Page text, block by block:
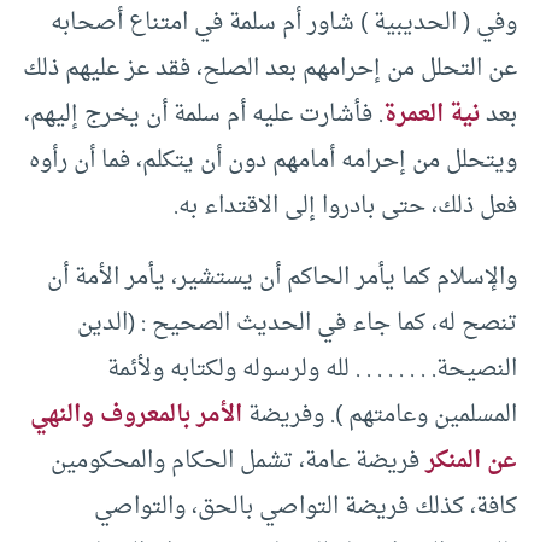
وفي ( الحديبية ) شاور أم سلمة في امتناع أصحابه
عن التحلل من إحرامهم بعد الصلح، فقد عز عليهم ذلك
بعدنية العمرة. فأشارت عليه أم سلمة أن يخرج إليهم،
ويتحلل من إحرامه أمامهم دون أن يتكلم، فما أن رأوه
فعل ذلك، حتى بادروا إلى الاقتداء به.
والإسلام كما يأمر الحاكم أن يستشير، يأمر الأمة أن
تنصح له، كما جاء في الحديث الصحيح : (الدين
النصيحة. . . . . . . . لله ولرسوله ولكتابه ولأئمة
المسلمين وعامتهم ). وفريضةالأمر بالمعروف والنهي
عن المنكرفريضة عامة، تشمل الحكام والمحكومين
كافة، كذلك فريضة التواصي بالحق، والتواصي